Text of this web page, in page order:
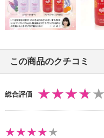
１０−３０））クロスポリ
エタノール、オレンジ油
セージ油、アトラスシー
・お肌に異常が生じてい
ください。
・お肌に合わない場合、
を中止してください。
・ご使用中、お肌に赤み
異常があらわれた場合に
うな異常があらわれた場
この商品のクチコミ
総合評価